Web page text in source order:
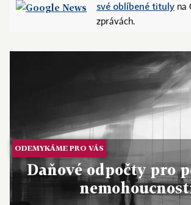
své oblíbené tituly na
zprávách.
ODEMYKÁME PRO VÁS
Daňové odpočty pro